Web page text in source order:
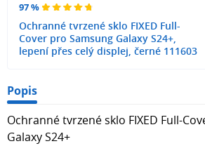
97 %
Ochranné tvrzené sklo FIXED Full-
Cover pro Samsung Galaxy S24+,
lepení přes celý displej, černé 111603
Popis
Ochranné tvrzené sklo FIXED Full-
Galaxy S24+